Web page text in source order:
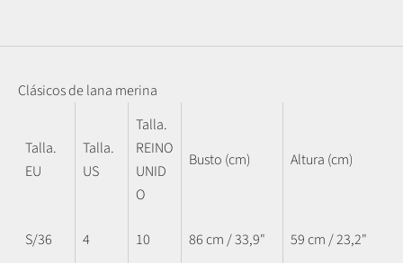
Clásicos de lana merina
Talla.
EU
Talla.
US
Talla.
REINO
UNID
O
Busto (cm) Altura (cm)
S/36 4 10 86 cm / 33,9" 59 cm / 23,2"